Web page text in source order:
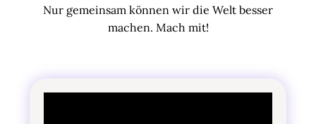
Nur gemeinsam können wir die Welt besser
machen. Mach mit!